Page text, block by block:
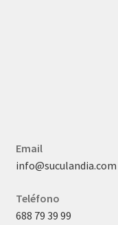
Email
info@suculandia.com
Teléfono
688 79 39 99